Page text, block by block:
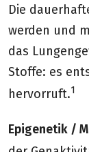
Die
werden und
das
Stoffe: es
hervorruft.1
Epigenetik /